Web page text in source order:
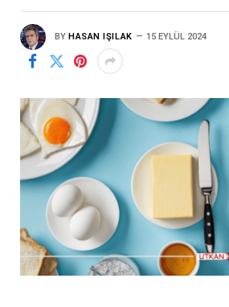
BY HASAN IŞILAK 15 EYLÜL 2024